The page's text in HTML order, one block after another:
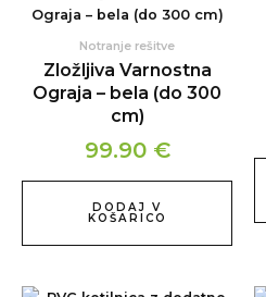
Notranje rešitve
Zložljiva Varnostna
Ograja – bela (do 300
cm)
99.90 €
DODAJ V
KOŠARICO